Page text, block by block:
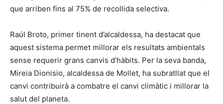
que arriben fins al 75% de recollida selectiva.
Raúl Broto, primer tinent d’alcaldessa, ha destacat que
aquest sistema permet millorar els resultats ambientals
sense requerir grans canvis d’hàbits. Per la seva banda,
Mireia Dionisio, alcaldessa de Mollet, ha subratllat que el
canvi contribuirà a combatre el canvi climàtic i millorar la
salut del planeta.